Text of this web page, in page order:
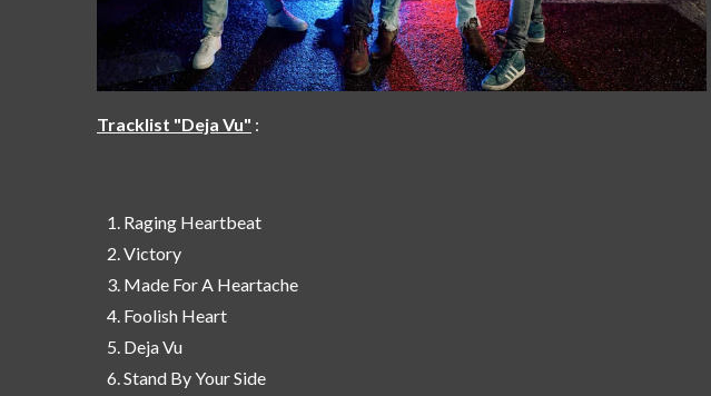
Tracklist "Deja Vu" :
Raging Heartbeat
Victory
Made For A Heartache
Foolish Heart
Deja Vu
Stand By Your Side